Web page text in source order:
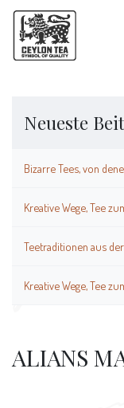
Neueste
Bizarre Tees, von
Kreative Wege, Tee
Teetraditionen aus
Kreative Wege, Tee
ALIANS